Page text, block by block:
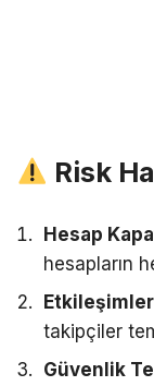
Risk
Hesap
hesapların
takipçiler
Güvenlik